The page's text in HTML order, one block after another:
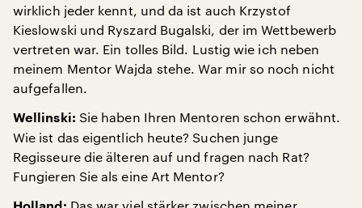
wirklich jeder kennt, und da ist auch Krzystof
Kieslowski und Ryszard Bugalski, der im Wettbewerb
vertreten war. Ein tolles Bild. Lustig wie ich neben
meinem Mentor Wajda stehe. War mir so noch nicht
aufgefallen.
Wellinski: Sie haben Ihren Mentoren schon erwähnt.
Wie ist das eigentlich heute? Suchen junge
Regisseure die älteren auf und fragen nach Rat?
Fungieren Sie als eine Art Mentor?